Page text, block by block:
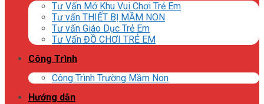
Tư Vấn Mở Khu Vui Chơi Trẻ Em
Tư vấn THIẾT BỊ MẦM NON
Tư vấn Giáo Dục Trẻ Em
Tư Vấn ĐỒ CHƠI TRẺ EM
Công Trình
Công Trình Trường Mầm Non
Hướng dẫn